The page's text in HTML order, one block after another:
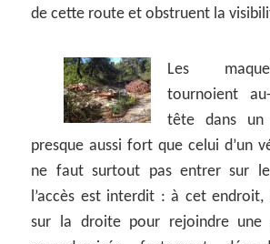
de cette route et obstruent la
Les
tournoient
tête dans un
presque aussi fort que celui d’un
ne faut surtout pas entrer sur
l’accès est interdit : à cet endroit,
sur la droite pour rejoindre une